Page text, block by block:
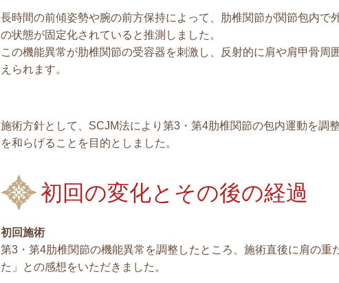
長時間の前傾姿勢や腕の前方保持によって、肋椎関節が関節包内で
の状態が固定化されていると推測しました。
この機能異常が肋椎関節の受容器を刺激し、反射的に肩や肩甲骨周
えられます。
施術方針として、SCJM法により第3・第4肋椎関節の包内運動を調
を和らげることを目的としました。
初回の変化とその後の経過
初回施術
第3・第4肋椎関節の機能異常を調整したところ、施術直後に肩の重
た」との感想をいただきました。